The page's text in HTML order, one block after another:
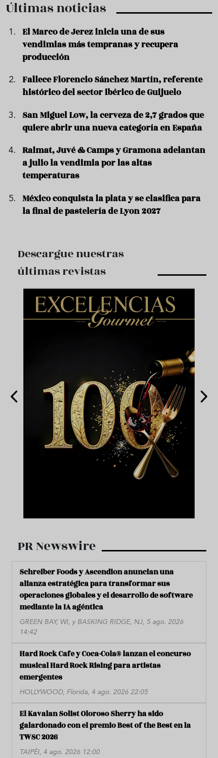
Últimas noticias
El Marco de Jerez inicia una de sus
vendimias más tempranas y recupera
producción
Fallece Florencio Sánchez Martín, referente
histórico del sector ibérico de Guijuelo
San Miguel Low, la cerveza de 2,7 grados que
quiere abrir una nueva categoría en España
Raimat, Juvé & Camps y Gramona adelantan
a julio la vendimia por las altas
temperaturas
México conquista la plata y se clasifica para
la final de pastelería de Lyon 2027
Descargue nuestras
últimas revistas
PR Newswire
Schreiber Foods y Ascendion anuncian una
alianza estratégica para transformar sus
operaciones globales y el desarrollo de software
mediante la IA agéntica
GREEN BAY, WI, y BASKING RIDGE, NJ, 5 ago. 2026
14:42
Hard Rock Cafe y Coca-Cola® lanzan el concurso
musical Hard Rock Rising para artistas
emergentes
HOLLYWOOD, Florida, 4 ago. 2026 22:05
El Kavalan Solist Oloroso Sherry ha sido
galardonado con el premio Best of the Best en la
TWSC 2026
TAIPÉI, 4 ago. 2026 12:00